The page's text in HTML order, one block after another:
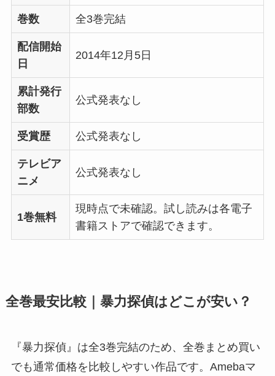
巻数 全3巻完結
配信開始
日
2014年12月5日
累計発行
部数
公式発表なし
受賞歴 公式発表なし
テレビア
ニメ
公式発表なし
1巻無料
現時点で未確認。試し読みは各電子
書籍ストアで確認できます。
全巻最安比較｜暴力探偵はどこが安い？
『暴力探偵』は全3巻完結のため、全巻まとめ買い
でも通常価格を比較しやすい作品です。Amebaマ